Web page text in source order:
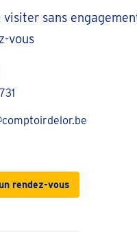
visiter sans
vous
rendez-vous